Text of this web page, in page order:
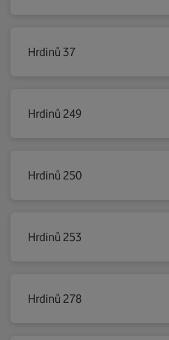
Hrdinů 37
Hrdinů 249
Hrdinů 250
Hrdinů 253
Hrdinů 278